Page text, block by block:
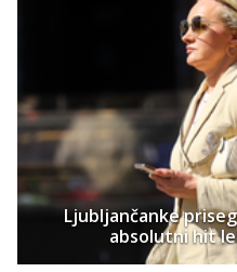
Ljubljančanke
absolutni hit